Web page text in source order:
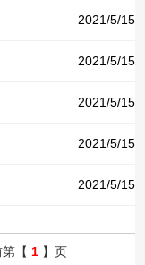
2021/5/15
2021/5/15
2021/5/15
2021/5/15
2021/5/15
【 1 】页